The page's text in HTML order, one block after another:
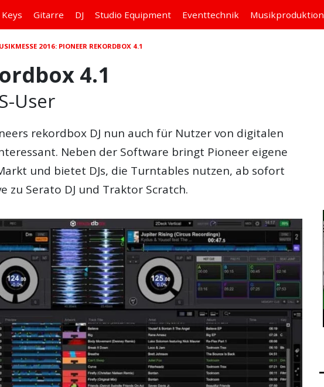
Keys Gitarre DJ Studio Equipment Eventtechnik Musikproduktion
2016: PIONEER REKORDBOX 4.1
4.1
User
rekordbox DJ nun auch für Nutzer von digitalen
Neben der Software bringt Pioneer eigene
und bietet DJs, die Turntables nutzen, ab sofort
zu Serato DJ und Traktor Scratch.